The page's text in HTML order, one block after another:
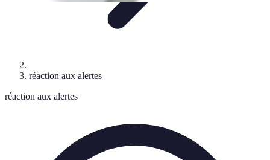
réaction aux alertes
réaction aux alertes